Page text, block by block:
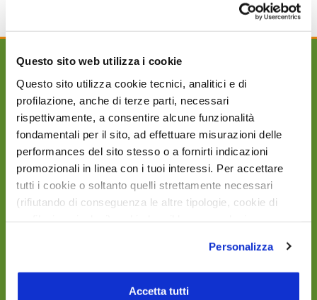
Questo sito web utilizza i cookie
Questo sito utilizza cookie tecnici, analitici e di
profilazione, anche di terze parti, necessari
rispettivamente, a consentire alcune funzionalità
fondamentali per il sito, ad effettuare misurazioni delle
performances del sito stesso o a fornirti indicazioni
promozionali in linea con i tuoi interessi. Per accettare
tutti i cookie o soltanto quelli strettamente necessari
(rifiutando di conseguenza le altre tipologie, cookie di
alcune categorie di cookie o servizi, seleziona l’opzione
«Personalizza». Per avere maggiori informazioni
cookie policy .
Personalizza
Accetta tutti
AGRI90 Group s.r.l. rappresenta un solido punto di
riferimento all’interno del settore della
distribuzione e vendita di prodotti per la nutrizione
di animali, di prodotti per l’agricoltur a e di prodotti
per l’igiene e benessere dei nostri piccoli amici.